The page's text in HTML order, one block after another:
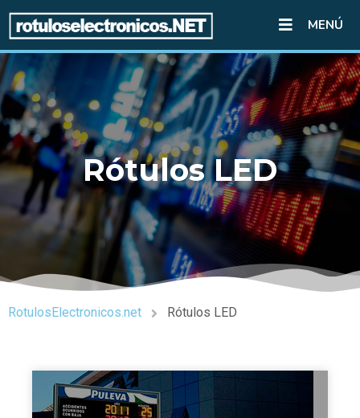
MENÚ
Rótulos LED
RotulosElectronicos.net Rótulos LED